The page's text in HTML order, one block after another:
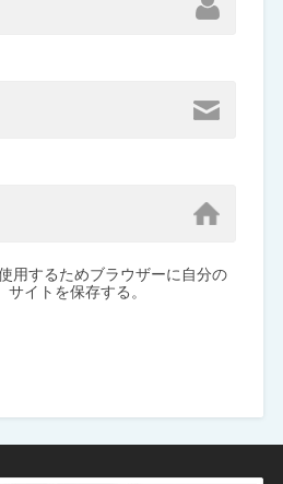
用するためブラウザーに自分の
イトを保存する。